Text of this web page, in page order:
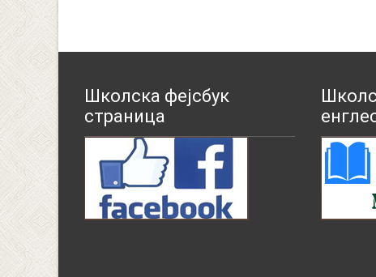
Школска фејсбук
страница